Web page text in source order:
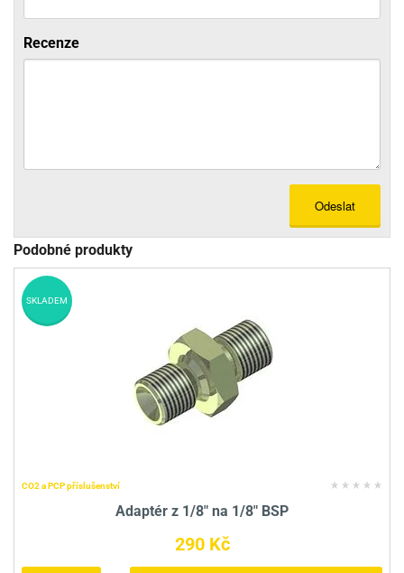
Recenze
Odeslat
Podobné produkty
CO2 a PCP příslušenství
Adaptér z 1/8" na 1/8" BSP
290 Kč
SKLADEM